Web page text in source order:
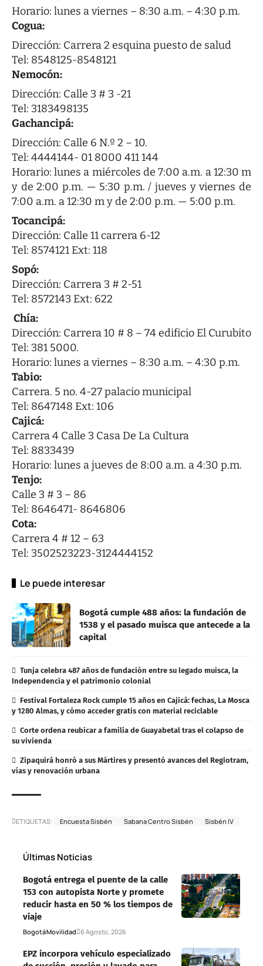
Horario: lunes a viernes – 8:30 a.m. – 4:30 p.m.
Cogua:
Dirección: Carrera 2 esquina puesto de salud
Tel: 8548125-8548121
Nemocón:
Dirección: Calle 3 # 3 -21
Tel: 3183498135
Gachancipá:
Dirección: Calle 6 N.º 2 – 10.
Tel: 4444144- 01 8000 411 144
Horario: lunes a miércoles de 7:00 a.m. a 12:30 m
y de 2:00 p.m. — 5:30 p.m. / jueves y viernes de
7:00 a.m. a 12:30 m y de 2:00 p.m. — 5:00 p.m.
Tocancipá:
Dirección: Calle 11 carrera 6-12
Tel: 8574121 Ext: 118
Sopó:
Dirección: Carrera 3 # 2-51
Tel: 8572143 Ext: 622
Chía:
Dirección: Carrera 10 # 8 – 74 edificio El Curubito
Tel: 381 5000.
Horario: lunes a viernes – 8:30 a.m. – 4:30 p.m.
Tabio:
Carrera. 5 no. 4-27 palacio municipal
Tel: 8647148 Ext: 106
Cajicá:
Carrera 4 Calle 3 Casa De La Cultura
Tel: 8833439
Horario: lunes a jueves de 8:00 a.m. a 4:30 p.m.
Tenjo:
Calle 3 # 3 – 86
Tel: 8646471- 8646806
Cota:
Carrera 4 # 12 – 63
Tel: 3502523223-3124444152
Le puede interesar
Bogotá cumple 488 años: la fundación de
1538 y el pasado muisca que antecede a la
capital
Tunja celebra 487 años de fundación entre su legado muisca, la
Independencia y el patrimonio colonial
Festival Fortaleza Rock cumple 15 años en Cajicá: fechas, La Mosca
y 1280 Almas, y cómo acceder gratis con material reciclable
Corte ordena reubicar a familia de Guayabetal tras el colapso de
su vivienda
Zipaquirá honró a sus Mártires y presentó avances del Regiotram,
vías y renovación urbana
ETIQUETAS: Encuesta Sisbén Sabana Centro Sisbén Sisbén IV
Últimas Noticias
Bogotá entrega el puente de la calle
153 con autopista Norte y promete
reducir hasta en 50 % los tiempos de
viaje
BogotáMovilidad 6 Agosto, 2026
EPZ incorpora vehículo especializado